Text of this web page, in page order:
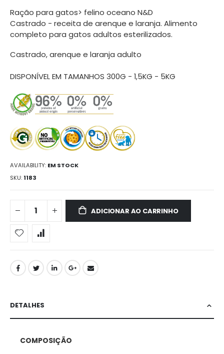
Ração para gatos> felino oceano N&D
Castrado - receita de arenque e laranja. Alimento
completo para gatos adultos esterilizados.
Castrado, arenque e laranja adulto
DISPONÍVEL EM TAMANHOS 300G - 1,5KG - 5KG
AVAILABILITY: EM STOCK
SKU 1183
ADICIONAR AO CARRINHO
DETALHES
COMPOSIÇÃO